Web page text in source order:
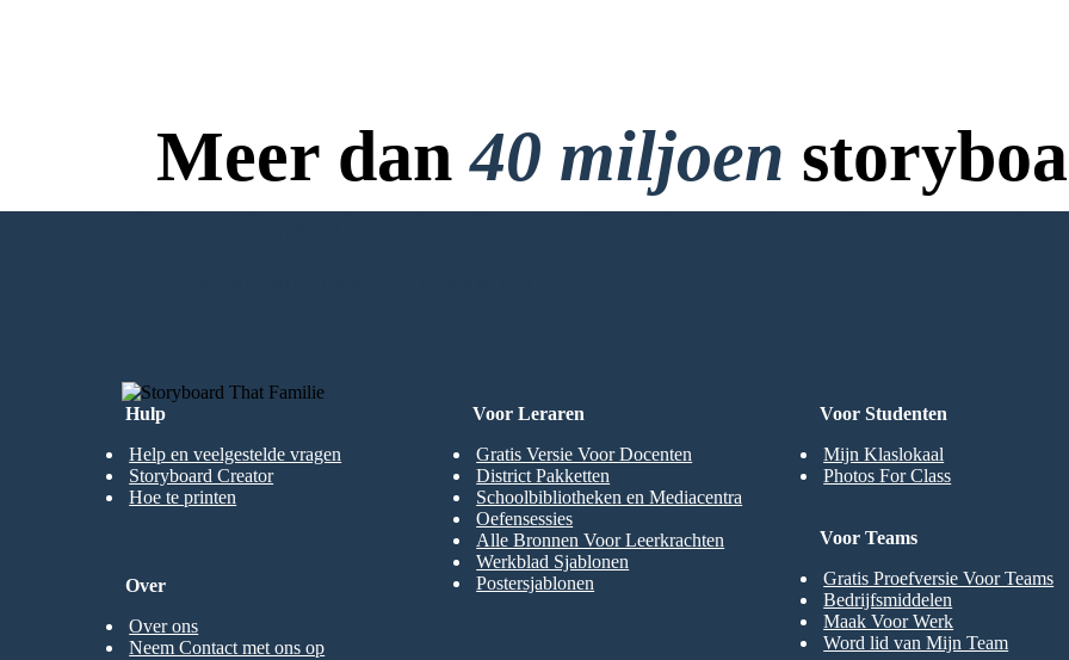
Meer dan40 miljoen
Geen Downloads, Geen Creditcard en Geen
Hulp
Help en veelgestelde vragen
Storyboard Creator
Hoe te printen
Voor Studenten
Mijn Klaslokaal
Photos For Class
Voor Leraren
Gratis Versie Voor Docenten
District Pakketten
Schoolbibliotheken en Mediacentra
Oefensessies
Alle Bronnen Voor Leerkrachten
Werkblad Sjablonen
Postersjablonen
Voor Teams
Gratis Proefversie Voor Teams
Bedrijfsmiddelen
Maak Voor Werk
Word lid van Mijn Team
Over
Over ons
Neem Contact met ons op